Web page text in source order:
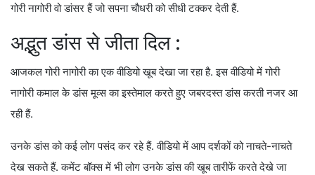
गोरी नागोरी वो डांसर हैं जो सपना चौधरी को सीधी टक्कर देती हैं.
अद्भुत डांस से जीता दिल :
आजकल गोरी नागोरी का एक वीडियो खूब देखा जा रहा है. इस वीडियो में गोरी
नागोरी कमाल के डांस मूव्स का इस्तेमाल करते हुए जबरदस्त डांस करती नजर आ
रही हैं.
उनके डांस को कई लोग पसंद कर रहे हैं. वीडियो में आप दर्शकों को नाचते-नाचते
देख सकते हैं. कमेंट बॉक्स में भी लोग उनके डांस की खूब तारीफें करते देखे जा